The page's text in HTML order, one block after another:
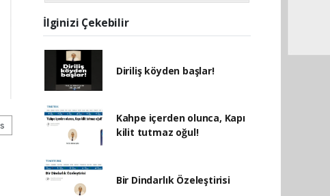
İlginizi Çekebilir
Diriliş köyden başlar!
Kahpe içerden olunca, Kapı
kilit tutmaz oğul!
Bir Dindarlık Özeleştirisi